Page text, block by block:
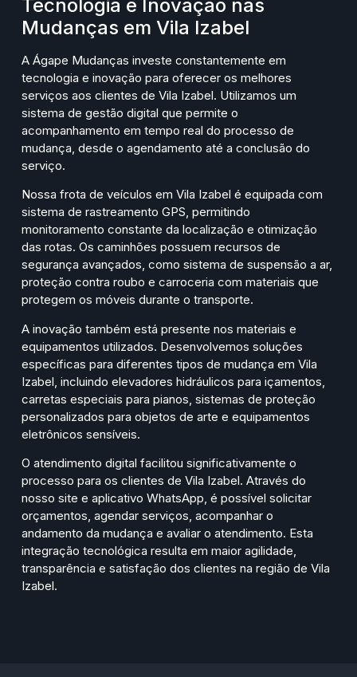
Tecnologia e Inovação nas
Mudanças em Vila Izabel
A Ágape Mudanças investe constantemente em
tecnologia e inovação para oferecer os melhores
serviços aos clientes de Vila Izabel. Utilizamos um
sistema de gestão digital que permite o
acompanhamento em tempo real do processo de
mudança, desde o agendamento até a conclusão do
serviço.
Nossa frota de veículos em Vila Izabel é equipada com
sistema de rastreamento GPS, permitindo
monitoramento constante da localização e otimização
das rotas. Os caminhões possuem recursos de
segurança avançados, como sistema de suspensão a ar,
proteção contra roubo e carroceria com materiais que
protegem os móveis durante o transporte.
A inovação também está presente nos materiais e
equipamentos utilizados. Desenvolvemos soluções
específicas para diferentes tipos de mudança em Vila
Izabel, incluindo elevadores hidráulicos para içamentos,
carretas especiais para pianos, sistemas de proteção
personalizados para objetos de arte e equipamentos
eletrônicos sensíveis.
O atendimento digital facilitou significativamente o
processo para os clientes de Vila Izabel. Através do
nosso site e aplicativo WhatsApp, é possível solicitar
orçamentos, agendar serviços, acompanhar o
andamento da mudança e avaliar o atendimento. Esta
integração tecnológica resulta em maior agilidade,
transparência e satisfação dos clientes na região de Vila
Izabel.